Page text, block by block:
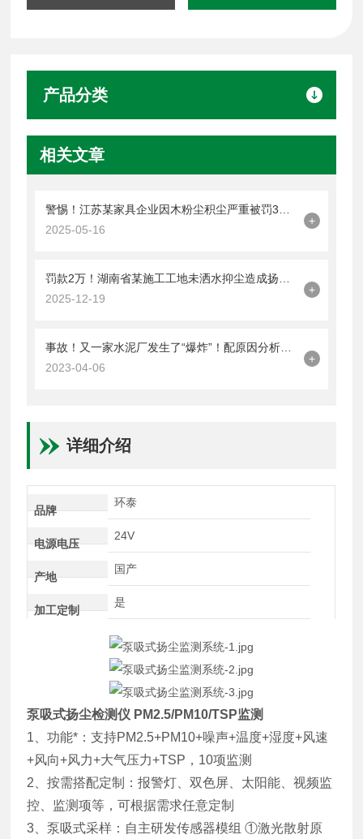
产品分类
相关文章
2025-05-16
+
2025-12-19
+
2023-04-06
+
详细介绍
品牌
环泰
电源电压
24V
产地
国产
加工定制
是
泵吸式扬尘检测仪 PM2.5/PM10/TSP监测
1、功能*：支持PM2.5+PM10+噪声+温度+湿度+风速
+风向+风力+大气压力+TSP，10项监测
2、按需搭配定制：报警灯、双色屏、太阳能、视频监
控、监测项等，可根据需求任意定制
3、泵吸式采样：自主研发传感器模组 ①激光散射原